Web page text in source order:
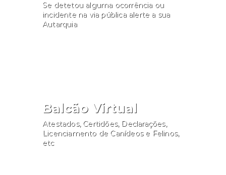
Se detetou alguma ocorrência ou
incidente na via pública alerte a sua
Autarquia
Balcão Virtual
Atestados, Certidões, Declarações,
Licenciamento de Canídeos e Felinos,
etc